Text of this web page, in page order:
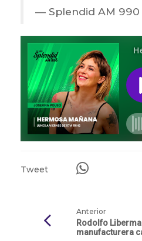
— Splendid AM
Tweet
Anterior
Rodolfo
manufacturera